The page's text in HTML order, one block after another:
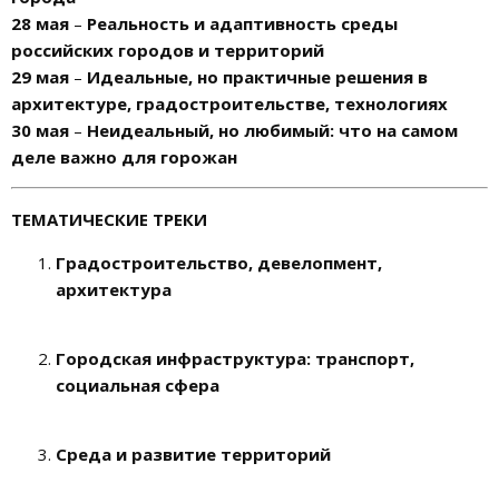
28 мая – Реальность и адаптивность среды
российских городов и территорий
29 мая – Идеальные, но практичные решения в
архитектуре, градостроительстве, технологиях
30 мая – Неидеальный, но любимый: что на самом
деле важно для горожан
ТЕМАТИЧЕСКИЕ ТРЕКИ
Градостроительство, девелопмент,
архитектура
Городская инфраструктура: транспорт,
социальная сфера
Среда и развитие территорий